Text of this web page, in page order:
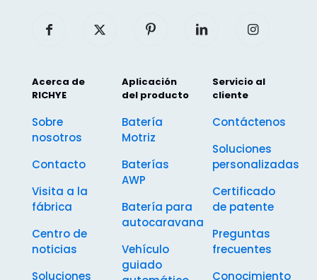
Acerca de
RICHYE
Sobre
nosotros
Contacto
Visita a la
fábrica
Centro de
noticias
Soluciones
Aplicación
del producto
Batería
Motriz
Baterías
AWP
Batería para
autocaravana
Vehículo
guiado
Servicio al
cliente
Contáctenos
Soluciones
personalizadas
Certificado
de patente
Preguntas
frecuentes
Conocimiento